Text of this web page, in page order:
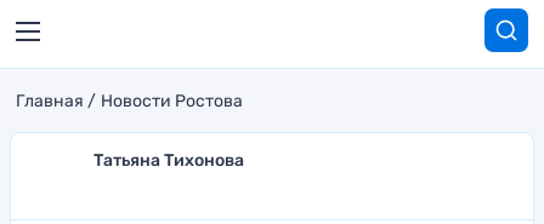
Главная Новости Ростова
Татьяна Тихонова